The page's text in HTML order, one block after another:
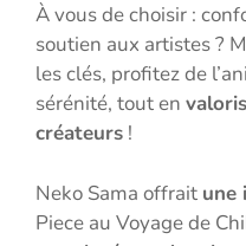
À vous de choisir :
soutien aux artistes ?
les clés, profitez de
sérénité, tout en
créateurs !
Neko Sama offrait une
Piece au Voyage de